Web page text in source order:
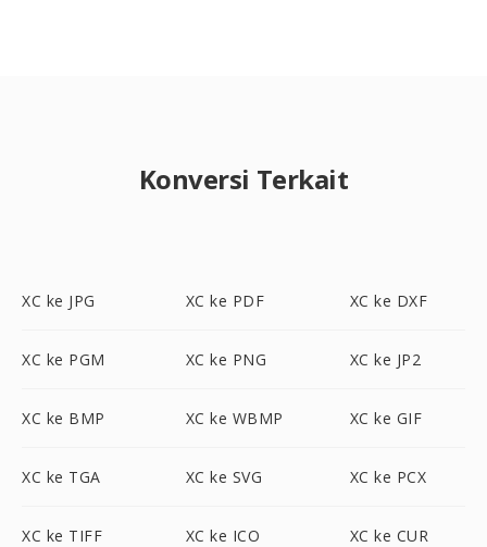
Konversi Terkait
XC ke JPG XC ke PDF XC ke DXF
XC ke PGM XC ke PNG XC ke JP2
XC ke BMP XC ke WBMP XC ke GIF
XC ke TGA XC ke SVG XC ke PCX
XC ke TIFF XC ke ICO XC ke CUR